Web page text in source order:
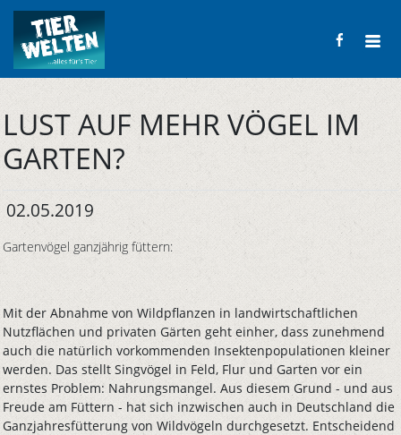
LUST AUF MEHR VÖGEL IM
GARTEN?
02.05.2019
Gartenvögel ganzjährig füttern:
Mit der Abnahme von Wildpflanzen in landwirtschaftlichen
Nutzflächen und privaten Gärten geht einher, dass zunehmend
auch die natürlich vorkommenden Insektenpopulationen kleiner
werden. Das stellt Singvögel in Feld, Flur und Garten vor ein
ernstes Problem: Nahrungsmangel. Aus diesem Grund - und aus
Freude am Füttern - hat sich inzwischen auch in Deutschland die
Ganzjahresfütterung von Wildvögeln durchgesetzt. Entscheidend